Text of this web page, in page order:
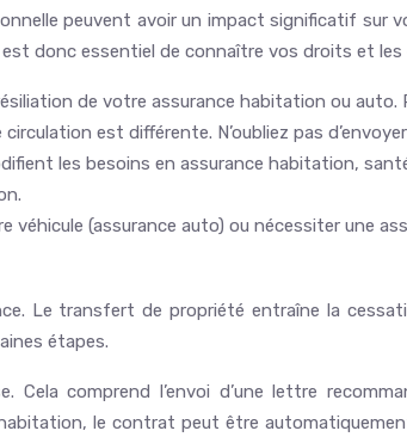
peuvent avoir un impact significatif sur
donc essentiel de connaître vos droits et
de votre assurance habitation ou auto.
est différente. N’oubliez pas
les besoins en assurance habitation,
(assurance auto) ou nécessiter une
Le transfert de propriété entraîne la
étapes.
comprend l’envoi d’une lettre
le contrat peut être